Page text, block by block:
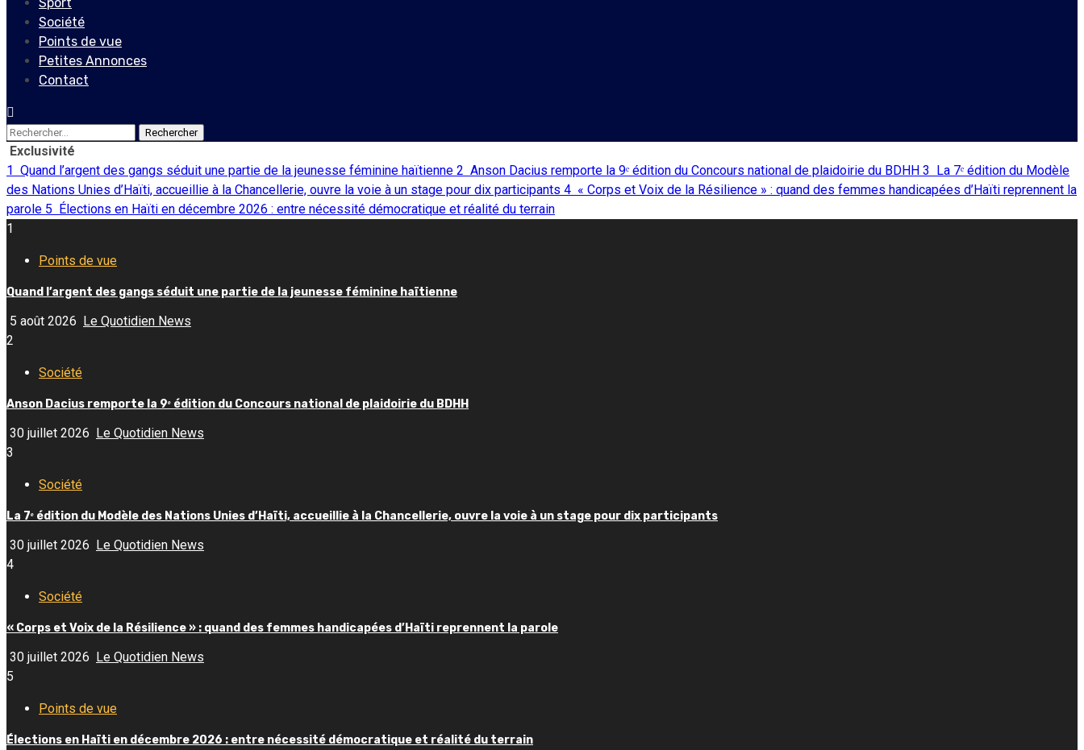
Société
Points de vue
Petites Annonces
Contact
Rechercher :
Exclusivité
1 Quand l’argent des gangs séduit une partie de la jeunesse féminine haïtienne 2 Anson Dacius remporte la 9ᵉ édition du Concours national de plaidoirie du BDHH 3 La 7ᵉ édition du Modèle
des Nations Unies d’Haïti, accueillie à la Chancellerie, ouvre la voie à un stage pour dix participants 4 « Corps et Voix de la Résilience » : quand des femmes handicapées d’Haïti reprennent la
parole 5 Élections en Haïti en décembre 2026 : entre nécessité démocratique et réalité du terrain
1
Points de vue
Quand l’argent des gangs séduit une partie de la jeunesse féminine haïtienne
5 août 2026 Le Quotidien News
2
Société
Anson Dacius remporte la 9ᵉ édition du Concours national de plaidoirie du BDHH
30 juillet 2026 Le Quotidien News
3
Société
La 7ᵉ édition du Modèle des Nations Unies d’Haïti, accueillie à la Chancellerie, ouvre la voie à un stage pour dix participants
30 juillet 2026 Le Quotidien News
4
Société
« Corps et Voix de la Résilience » : quand des femmes handicapées d’Haïti reprennent la parole
30 juillet 2026 Le Quotidien News
5
Points de vue
Élections en Haïti en décembre 2026 : entre nécessité démocratique et réalité du terrain